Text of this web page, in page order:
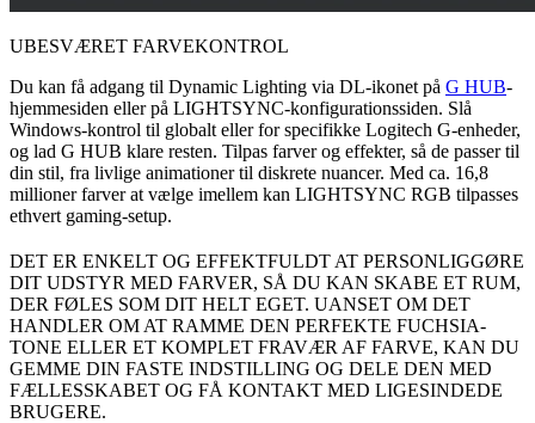
UBESVÆRET FARVEKONTROL
Du kan få adgang til Dynamic Lighting via DL-ikonet på G HUB-
hjemmesiden eller på LIGHTSYNC-konfigurationssiden. Slå
Windows-kontrol til globalt eller for specifikke Logitech G-enheder,
og lad G HUB klare resten. Tilpas farver og effekter, så de passer til
din stil, fra livlige animationer til diskrete nuancer. Med ca. 16,8
millioner farver at vælge imellem kan LIGHTSYNC RGB tilpasses
ethvert gaming-setup.
DET ER ENKELT OG EFFEKTFULDT AT PERSONLIGGØRE
DIT UDSTYR MED FARVER, SÅ DU KAN SKABE ET RUM,
DER FØLES SOM DIT HELT EGET. UANSET OM DET
HANDLER OM AT RAMME DEN PERFEKTE FUCHSIA-
TONE ELLER ET KOMPLET FRAVÆR AF FARVE, KAN DU
GEMME DIN FASTE INDSTILLING OG DELE DEN MED
FÆLLESSKABET OG FÅ KONTAKT MED LIGESINDEDE
BRUGERE.